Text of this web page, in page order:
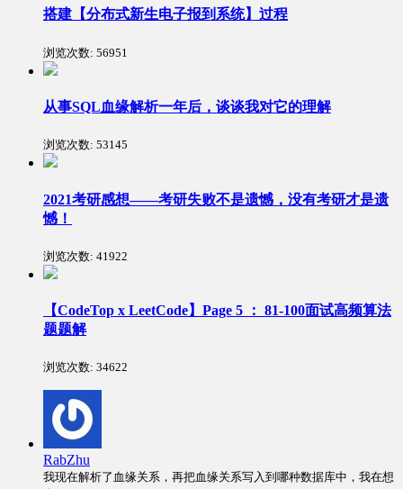
搭建【分布式新生电子报到系统】过程
浏览次数: 56951
从事SQL血缘解析一年后，谈谈我对它的理解
浏览次数: 53145
2021考研感想——考研失败不是遗憾，没有考研才是遗
憾！
浏览次数: 41922
【CodeTop x LeetCode】Page 5 ： 81-100面试高频算法
题题解
浏览次数: 34622
RabZhu
我现在解析了血缘关系，再把血缘关系写入到哪种数据库中，我在想